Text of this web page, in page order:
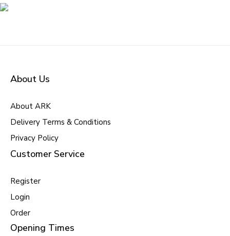
About Us
About ARK
Delivery Terms & Conditions
Privacy Policy
Customer Service
Register
Login
Order
Opening Times